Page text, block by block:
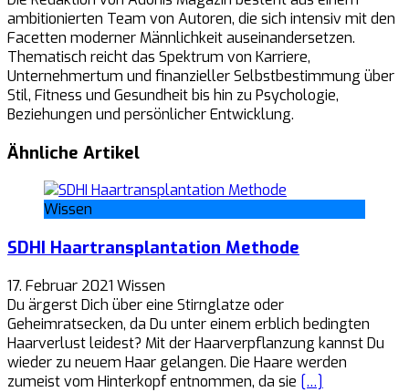
ambitionierten Team von Autoren, die sich intensiv mit den
Facetten moderner Männlichkeit auseinandersetzen.
Thematisch reicht das Spektrum von Karriere,
Unternehmertum und finanzieller Selbstbestimmung über
Stil, Fitness und Gesundheit bis hin zu Psychologie,
Beziehungen und persönlicher Entwicklung.
Ähnliche Artikel
Wissen
SDHI Haartransplantation Methode
17. Februar 2021 Wissen
Du ärgerst Dich über eine Stirnglatze oder
Geheimratsecken, da Du unter einem erblich bedingten
Haarverlust leidest? Mit der Haarverpflanzung kannst Du
wieder zu neuem Haar gelangen. Die Haare werden
zumeist vom Hinterkopf entnommen, da sie […]